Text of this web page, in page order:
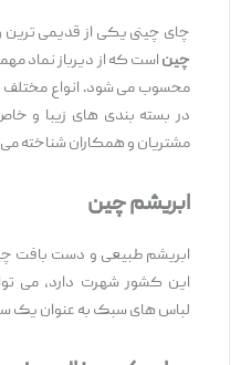
چای چینی یکی از قدیمی ‌ترین
چیناست که از دیرباز نماد
محسوب می ‌شود. انواع مختلف
در بسته ‌بندی‌ های زیبا و
مشتریان و همکاران شناخته می
ابریشم چین
ابریشم طبیعی و دست ‌بافت
این کشور شهرت دارد، می‌
لباس ‌های سبک به عنوان یک